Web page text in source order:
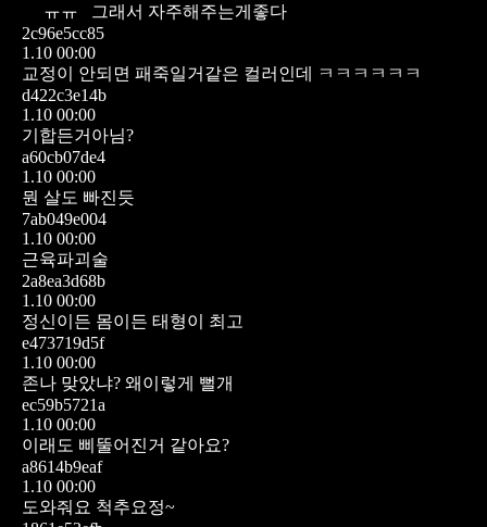
ㅠㅠ
그래서 자주해주는게좋다
2c96e5cc85
1.10 00:00
교정이 안되면 패죽일거같은 컬러인데 ㅋㅋㅋㅋㅋㅋ
d422c3e14b
1.10 00:00
기합든거아님?
a60cb07de4
1.10 00:00
뭔 살도 빠진듯
7ab049e004
1.10 00:00
근육파괴술
2a8ea3d68b
1.10 00:00
정신이든 몸이든 태형이 최고
e473719d5f
1.10 00:00
존나 맞았냐? 왜이렇게 뻘개
ec59b5721a
1.10 00:00
이래도 삐뚤어진거 같아요?
a8614b9eaf
1.10 00:00
도와줘요 척추요정~